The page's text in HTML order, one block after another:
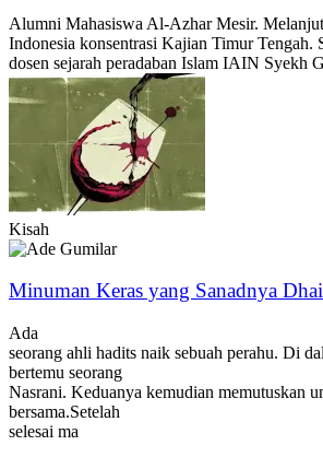
Alumni Mahasiswa Al-Azhar Mesir.
Indonesia konsentrasi Kajian Timur Tengah.
dosen sejarah peradaban Islam IAIN Syekh
Kisah
Minuman Keras yang Sanadnya
Ada
seorang ahli hadits naik sebuah perahu. Di
bertemu seorang
Nasrani. Keduanya kemudian memutuskan
bersama.Setelah
selesai ma